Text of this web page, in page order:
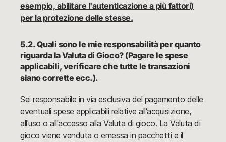
esempio, abilitare l'autenticazione a più fattori)
per la protezione delle stesse.
5.2.Quali sono le mie responsabilità per quanto
riguarda la Valuta di Gioco?(Pagare le spese
applicabili, verificare che tutte le transazioni
siano corrette ecc.).
Sei responsabile in via esclusiva del pagamento delle
eventuali spese applicabili relative all'acquisizione,
all'uso o all'accesso alla Valuta di gioco. La Valuta di
gioco viene venduta o emessa in pacchetti e il